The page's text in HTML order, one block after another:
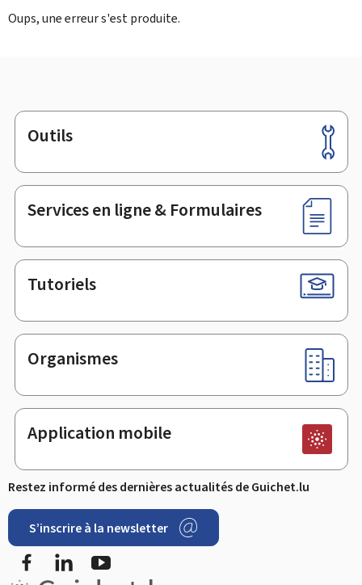
Oups, une erreur s'est produite.
Pied
de
page
Outils
Services en ligne & Formulaires
Tutoriels
Organismes
Application mobile
Restez informé des dernières actualités de Guichet.lu
S’inscrire à la newsletter
FacebookLinkedIn